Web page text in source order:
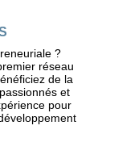
?
réseau
de la
et
pour